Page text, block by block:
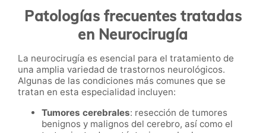
Patologías frecuentes tratadas
en Neurocirugía
La neurocirugía es esencial para el tratamiento de
una amplia variedad de trastornos neurológicos.
Algunas de las condiciones más comunes que se
tratan en esta especialidad incluyen:
Tumores cerebrales: resección de tumores
benignos y malignos del cerebro, así como el